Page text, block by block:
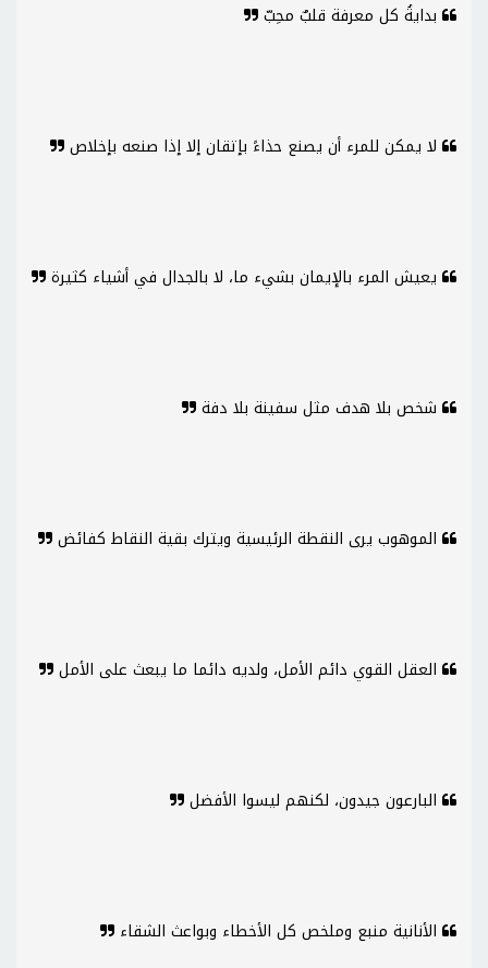
بدايةُ كل معرفة قلبٌ محِبّ
لا يمكن للمرء أن يصنع حذاءً بإتقان إلا إذا صنعه بإخلاص
يعيش المرء بالإيمان بشيء ما، لا بالجدال في أشياء كثيرة
شخص بلا هدف مثل سفينة بلا دفة
الموهوب يرى النقطة الرئيسية ويترك بقية النقاط كفائض
العقل القوي دائم الأمل، ولديه دائما ما يبعث على الأمل
البارعون جيدون، لكنهم ليسوا الأفضل
الأنانية منبع وملخص كل الأخطاء وبواعث الشقاء